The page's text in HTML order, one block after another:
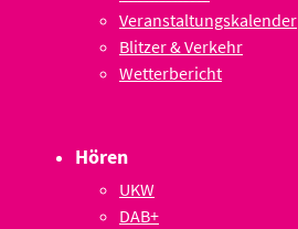
Veranstaltungskalender
Blitzer & Verkehr
Wetterbericht
Hören
UKW
DAB+